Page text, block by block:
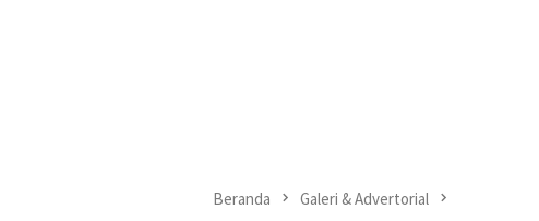
Beranda Galeri & Advertorial